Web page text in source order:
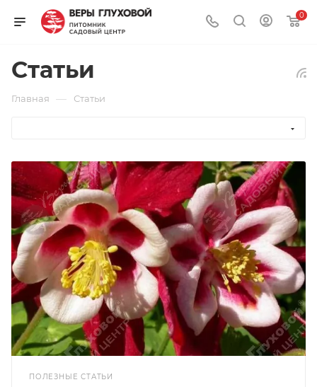
0
Статьи
Главная — Статьи
ПОЛЕЗНЫЕ СТАТЬИ